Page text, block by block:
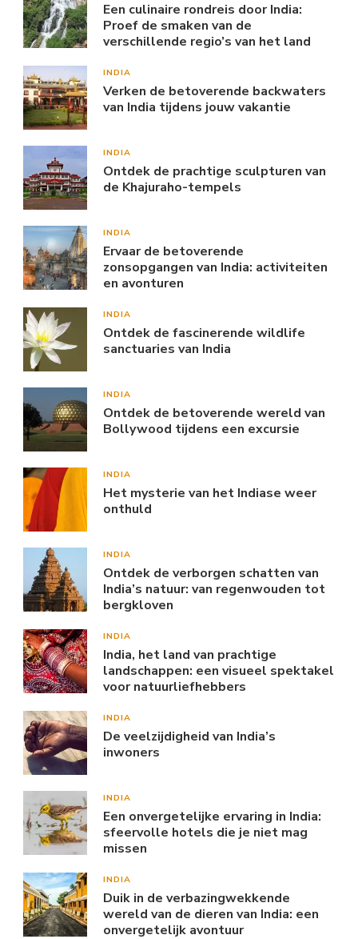
Een culinaire rondreis door India:
Proef de smaken van de
verschillende regio’s van het land
INDIA
Verken de betoverende backwaters
van India tijdens jouw vakantie
INDIA
Ontdek de prachtige sculpturen van
de Khajuraho-tempels
INDIA
Ervaar de betoverende
zonsopgangen van India: activiteiten
en avonturen
INDIA
Ontdek de fascinerende wildlife
sanctuaries van India
INDIA
Ontdek de betoverende wereld van
Bollywood tijdens een excursie
INDIA
Het mysterie van het Indiase weer
onthuld
INDIA
Ontdek de verborgen schatten van
India’s natuur: van regenwouden tot
bergkloven
INDIA
India, het land van prachtige
landschappen: een visueel spektakel
voor natuurliefhebbers
INDIA
De veelzijdigheid van India’s
inwoners
INDIA
Een onvergetelijke ervaring in India:
sfeervolle hotels die je niet mag
missen
INDIA
Duik in de verbazingwekkende
wereld van de dieren van India: een
onvergetelijk avontuur